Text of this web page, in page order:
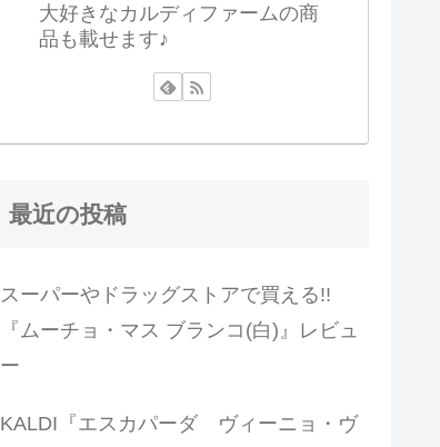
大好きなカルディファームの商
品も載せます♪
最近の投稿
スーパーやドラッグストアで買える!!
『ムーチョ・マス ブランコ(白)』レビュ
ー
KALDI『エスカパーダ ヴィーニョ・ヴ